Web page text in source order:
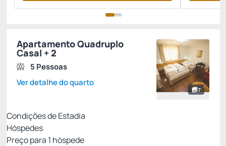
7
Apartamento Quadruplo
Casal + 2
5 Pessoas
Ver detalhe do quarto
Condições de Estadia
Hóspedes
Preço para 1 hóspede